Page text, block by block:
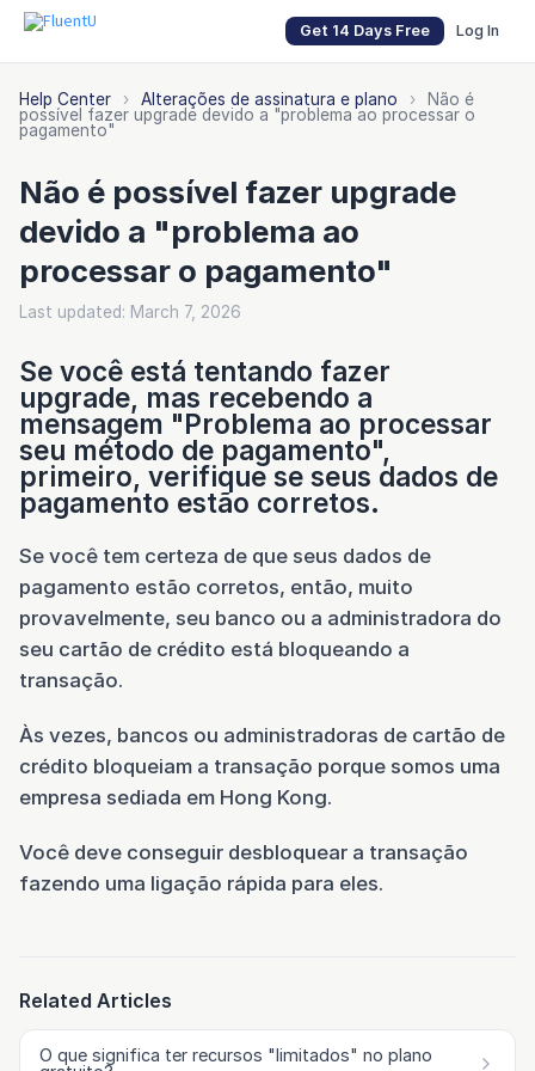
Get 14 Days Free Log In
Help Center › Alterações de assinatura e plano ›
Não é
possível fazer upgrade devido a "problema ao processar o
pagamento"
Não é possível fazer upgrade
devido a "problema ao
processar o pagamento"
Last updated: March 7, 2026
Se você está tentando fazer
upgrade, mas recebendo a
mensagem "Problema ao processar
seu método de pagamento",
primeiro, verifique se seus dados de
pagamento estão corretos.
Se você tem certeza de que seus dados de
pagamento estão corretos, então, muito
provavelmente, seu banco ou a administradora do
seu cartão de crédito está bloqueando a
transação.
Às vezes, bancos ou administradoras de cartão de
crédito bloqueiam a transação porque somos uma
empresa sediada em Hong Kong.
Você deve conseguir desbloquear a transação
fazendo uma ligação rápida para eles.
Related Articles
O que significa ter recursos "limitados" no plano